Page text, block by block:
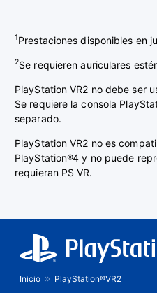
1Prestaciones disponibles en
2Se requieren auriculares
PlayStation VR2 no debe ser
Se requiere la consola
separado.
PlayStation VR2 no es
PlayStation®4 y no puede
requieran PS VR.
Inicio PlayStation®VR2